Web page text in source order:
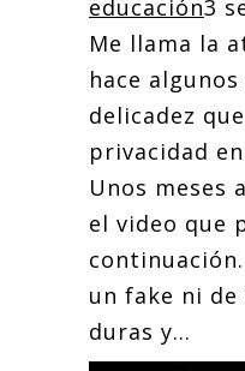
educación3
Me llama la
hace
delicadez
privacidad
Unos meses
el video que
un fake ni de
duras y...